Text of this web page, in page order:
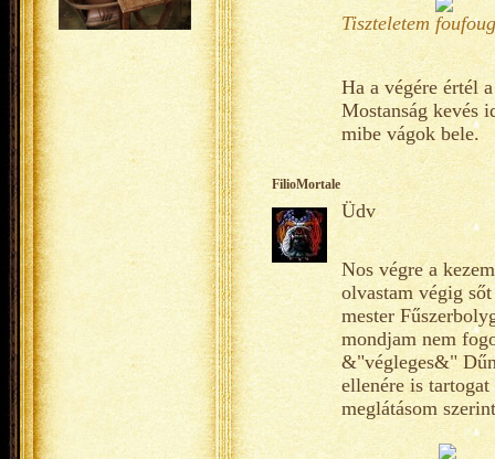
Tiszteletem
Ha a végére értél
Mostanság kevés
mibe vágok bele.
FilioMortale
Üdv
Nos végre a
olvastam végig
mester
mondjam nem
&"végleges&"
ellenére is
meglátásom